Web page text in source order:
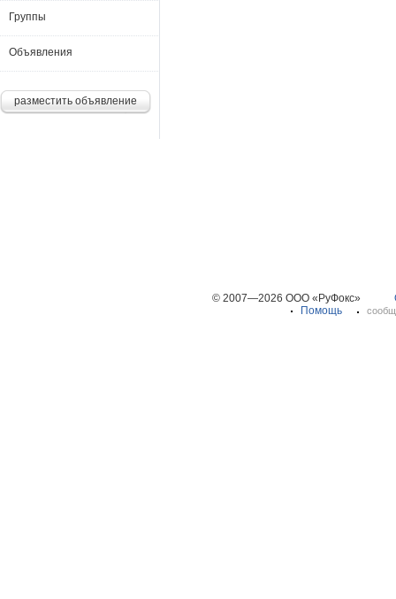
Группы
Объявления
разместить объявление
© 2007—2026 ООО «РуФокс»
Помощь